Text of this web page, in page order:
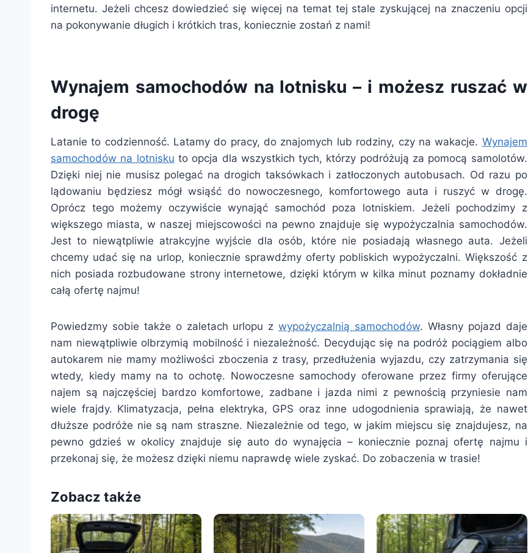
internetu. Jeżeli chcesz dowiedzieć się więcej na temat tej stale zyskującej na znaczeniu opcji
na pokonywanie długich i krótkich tras, koniecznie zostań z nami!
Wynajem samochodów na lotnisku – i możesz ruszać w
drogę
Latanie to codzienność. Latamy do pracy, do znajomych lub rodziny, czy na wakacje. Wynajem
samochodów na lotnisku to opcja dla wszystkich tych, którzy podróżują za pomocą samolotów.
Dzięki niej nie musisz polegać na drogich taksówkach i zatłoczonych autobusach. Od razu po
lądowaniu będziesz mógł wsiąść do nowoczesnego, komfortowego auta i ruszyć w drogę.
Oprócz tego możemy oczywiście wynająć samochód poza lotniskiem. Jeżeli pochodzimy z
większego miasta, w naszej miejscowości na pewno znajduje się wypożyczalnia samochodów.
Jest to niewątpliwie atrakcyjne wyjście dla osób, które nie posiadają własnego auta. Jeżeli
chcemy udać się na urlop, koniecznie sprawdźmy oferty pobliskich wypożyczalni. Większość z
nich posiada rozbudowane strony internetowe, dzięki którym w kilka minut poznamy dokładnie
całą ofertę najmu!
Powiedzmy sobie także o zaletach urlopu zwypożyczalnią samochodów. Własny pojazd daje
nam niewątpliwie olbrzymią mobilność i niezależność. Decydując się na podróż pociągiem albo
autokarem nie mamy możliwości zboczenia z trasy, przedłużenia wyjazdu, czy zatrzymania się
wtedy, kiedy mamy na to ochotę. Nowoczesne samochody oferowane przez firmy oferujące
najem są najczęściej bardzo komfortowe, zadbane i jazda nimi z pewnością przyniesie nam
wiele frajdy. Klimatyzacja, pełna elektryka, GPS oraz inne udogodnienia sprawiają, że nawet
dłuższe podróże nie są nam straszne. Niezależnie od tego, w jakim miejscu się znajdujesz, na
pewno gdzieś w okolicy znajduje się auto do wynajęcia – koniecznie poznaj ofertę najmu i
przekonaj się, że możesz dzięki niemu naprawdę wiele zyskać. Do zobaczenia w trasie!
Zobacz także